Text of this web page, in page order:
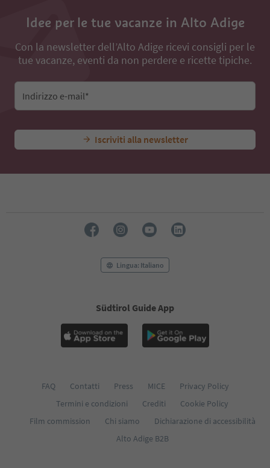
Idee per le tue vacanze in Alto Adige
Con la newsletter dell’Alto Adige ricevi consigli per le
tue vacanze, eventi da non perdere e ricette tipiche.
Indirizzo e-mail*
Iscriviti alla newsletter
Lingua: Italiano
Südtirol Guide App
FAQ Contatti Press MICE
Privacy Policy
Termini e condizioni
Crediti
Cookie Policy
Film commission
Chi siamo
Dichiarazione di accessibilità
Alto Adige B2B